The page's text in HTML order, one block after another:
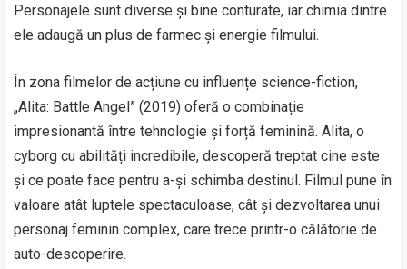
Personajele sunt diverse și bine conturate, iar chimia dintre
ele adaugă un plus de farmec și energie filmului.
În zona filmelor de acțiune cu influențe science-fiction,
„Alita: Battle Angel” (2019) oferă o combinație
impresionantă între tehnologie și forță feminină. Alita, o
cyborg cu abilități incredibile, descoperă treptat cine este
și ce poate face pentru a-și schimba destinul. Filmul pune în
valoare atât luptele spectaculoase, cât și dezvoltarea unui
personaj feminin complex, care trece printr-o călătorie de
auto-descoperire.